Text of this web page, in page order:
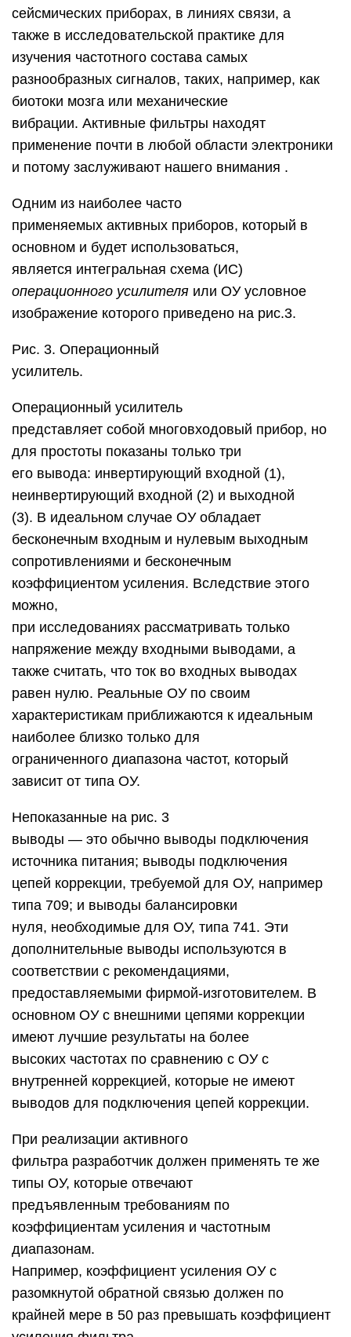
сейсмических приборах, в линиях связи, а
также в исследовательской практике для
изучения частотного состава самых
разнообразных сигналов, таких, например, как
биотоки мозга или механические
вибрации. Активные фильтры находят
применение почти в любой области электроники
и потому заслуживают нашего внимания .
Одним из наиболее часто
применяемых активных приборов, который в
основном и будет использоваться,
является интегральная схема (ИС)
операционного усилителя или ОУ условное
изображение которого приведено на рис.3.
Рис. 3. Операционный
усилитель.
Операционный усилитель
представляет собой многовходовый прибор, но
для простоты показаны только три
его вывода: инвертирующий входной (1),
неинвертирующий входной (2) и выходной
(3). В идеальном случае ОУ обладает
бесконечным входным и нулевым выходным
сопротивлениями и бесконечным
коэффициентом усиления. Вследствие этого
можно,
при исследованиях рассматривать только
напряжение между входными выводами, а
также считать, что ток во входных выводах
равен нулю. Реальные ОУ по своим
характеристикам приближаются к идеальным
наиболее близко только для
ограниченного диапазона частот, который
зависит от типа ОУ.
Непоказанные на рис. 3
выводы — это обычно выводы подключения
источника питания; выводы подключения
цепей коррекции, требуемой для ОУ, например
типа 709; и выводы балансировки
нуля, необходимые для ОУ, типа 741. Эти
дополнительные выводы используются в
соответствии с рекомендациями,
предоставляемыми фирмой-изготовителем. В
основном ОУ с внешними цепями коррекции
имеют лучшие результаты на более
высоких частотах по сравнению с ОУ с
внутренней коррекцией, которые не имеют
выводов для подключения цепей коррекции.
При реализации активного
фильтра разработчик должен применять те же
типы ОУ, которые отвечают
предъявленным требованиям по
коэффициентам усиления и частотным
диапазонам.
Например, коэффициент усиления ОУ с
разомкнутой обратной связью должен по
крайней мере в 50 раз превышать коэффициент